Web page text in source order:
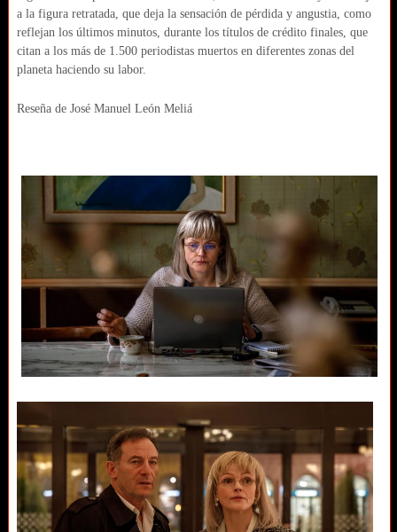
a la figura retratada, que deja la sensación de pérdida y angustia, como
reflejan los últimos minutos, durante los títulos de crédito finales, que
citan a los más de 1.500 periodistas muertos en diferentes zonas del
planeta haciendo su labor.
Reseña de José Manuel León Meliá